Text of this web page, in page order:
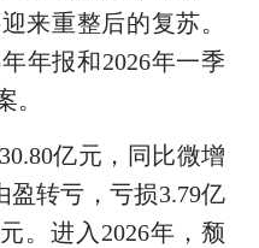
来重整后的复苏。
年报和2026年一季
。
亿元，同比微增
盈转亏，亏损3.79亿
。进入2026年，颓